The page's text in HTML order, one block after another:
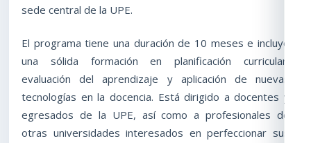
sede central de la UPE.
El programa tiene una duración de 10 meses e incluye
una sólida formación en planificación curricular,
evaluación del aprendizaje y aplicación de nuevas
tecnologías en la docencia. Está dirigido a docentes y
egresados de la UPE, así como a profesionales de
otras universidades interesados en perfeccionar sus